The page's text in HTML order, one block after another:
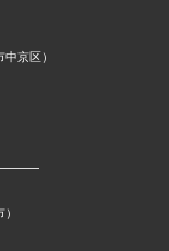
中京区）